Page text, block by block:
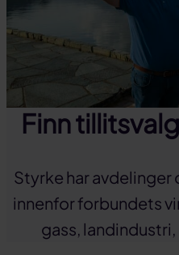
Finn
Styrke har avdelinger
innenfor forbundets
gass,